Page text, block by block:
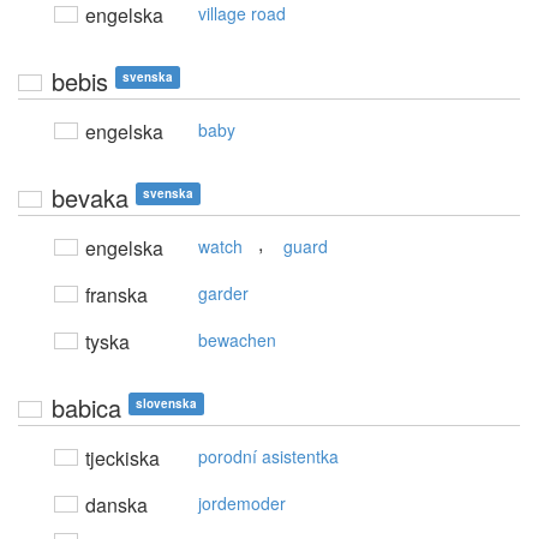
engelska village road
bebis svenska
engelska baby
bevaka svenska
engelska watch , guard
franska garder
tyska bewachen
babica slovenska
tjeckiska porodní asistentka
danska jordemoder